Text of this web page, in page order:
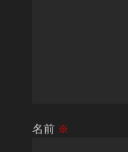
名前 ※